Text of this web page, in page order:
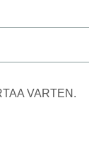
VARTEN.